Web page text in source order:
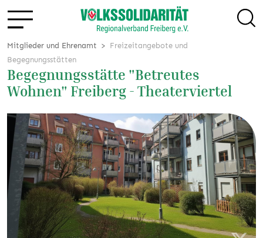
Mitglieder und Ehrenamt
Freizeitangebote und
Begegnungsstätten
Begegnungsstätte "Betreutes
Wohnen" Freiberg - Theaterviertel